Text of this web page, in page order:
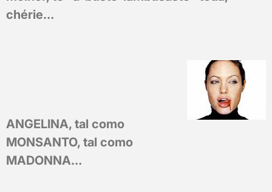
chérie…
ANGELINA, tal como
MONSANTO, tal como
MADONNA…